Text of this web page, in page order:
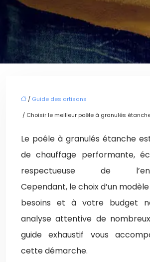
/ Guide des artisans
/ Choisir le meilleur poêle à granulés
Le poêle à granulés étanche
de chauffage performante,
respectueuse de
Cependant, le choix d’un
besoins et à votre budget
analyse attentive de
guide exhaustif vous
cette démarche.